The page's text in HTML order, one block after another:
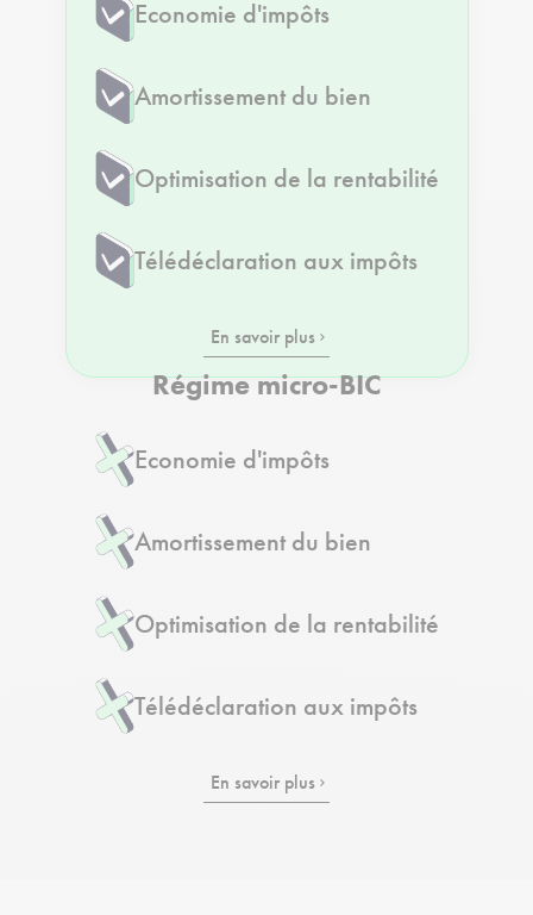
Economie d'impôts
Amortissement du bien
Optimisation de la rentabilité
Télédéclaration aux impôts
En savoir plus
Régime micro-BIC
Economie d'impôts
Amortissement du bien
Optimisation de la rentabilité
Télédéclaration aux impôts
En savoir plus